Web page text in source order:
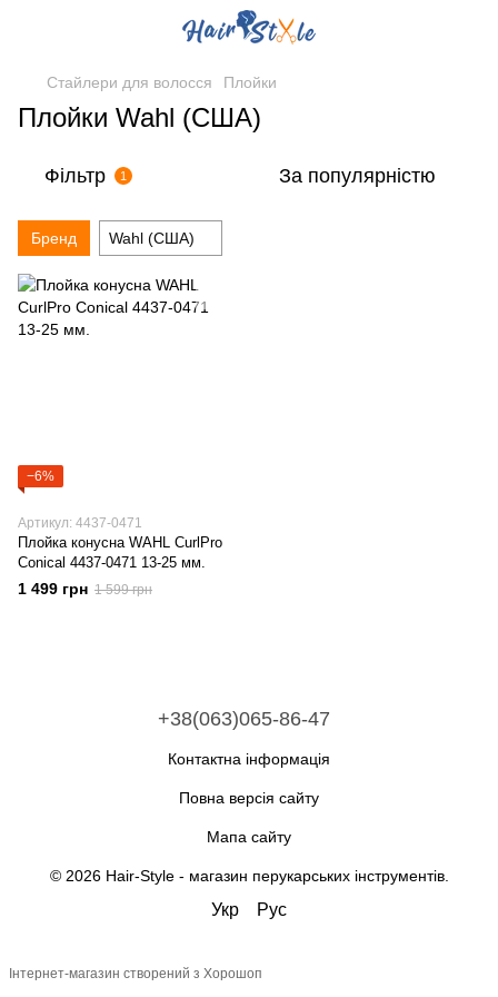
Стайлери для волосся Плойки
Плойки Wahl (США)
Фільтр 1 За популярністю
Бренд Wahl (США)
−6%
Артикул: 4437-0471
Плойка конусна WAHL CurlPro
Conical 4437-0471 13-25 мм.
1 499 грн 1 599 грн
+38(063)065-86-47
Контактна інформація
Повна версія сайту
Мапа сайту
© 2026 Hair-Style - магазин перукарських інструментів.
Укр Рус
Інтернет-магазин створений з Хорошоп